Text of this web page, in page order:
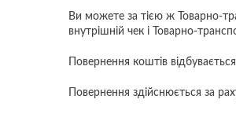
Ви можете за тією ж Товарно-
внутрішній чек і Товарно-
Повернення коштів
Повернення здійснюється за